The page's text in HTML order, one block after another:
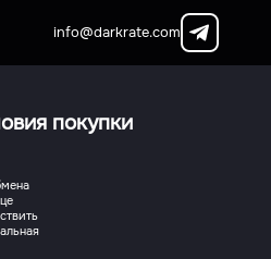
info@darkrate.com
покупки